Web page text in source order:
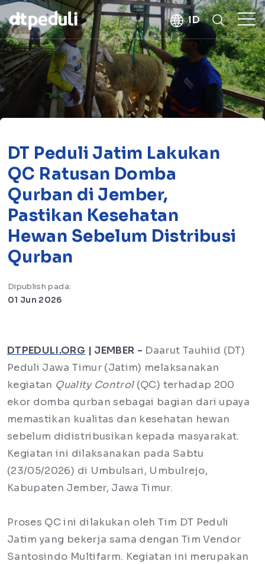
CARI
kebaikan
ID
DT Peduli Jatim Lakukan
QC Ratusan Domba
Qurban di Jember,
Pastikan Kesehatan
Hewan Sebelum Distribusi
Qurban
Dipublish pada:
01 Jun 2026
DTPEDULI.ORG | JEMBER - Daarut Tauhiid (DT)
Peduli Jawa Timur (Jatim) melaksanakan
kegiatan Quality Control(QC) terhadap 200
ekor domba qurban sebagai bagian dari upaya
memastikan kualitas dan kesehatan hewan
sebelum didistribusikan kepada masyarakat.
Kegiatan ini dilaksanakan pada Sabtu
(23/05/2026) di Umbulsari, Umbulrejo,
Kabupaten Jember, Jawa Timur.
Proses QC ini dilakukan oleh Tim DT Peduli
Jatim yang bekerja sama dengan Tim Vendor
Santosindo Multifarm. Kegiatan ini merupakan